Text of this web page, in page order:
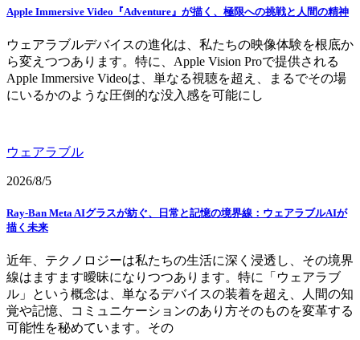
Apple Immersive Video『Adventure』が描く、極限への挑戦と人間の精神
ウェアラブルデバイスの進化は、私たちの映像体験を根底か
ら変えつつあります。特に、Apple Vision Proで提供される
Apple Immersive Videoは、単なる視聴を超え、まるでその場
にいるかのような圧倒的な没入感を可能にし
ウェアラブル
2026/8/5
Ray-Ban Meta AIグラスが紡ぐ、日常と記憶の境界線：ウェアラブルAIが
描く未来
近年、テクノロジーは私たちの生活に深く浸透し、その境界
線はますます曖昧になりつつあります。特に「ウェアラブ
ル」という概念は、単なるデバイスの装着を超え、人間の知
覚や記憶、コミュニケーションのあり方そのものを変革する
可能性を秘めています。その